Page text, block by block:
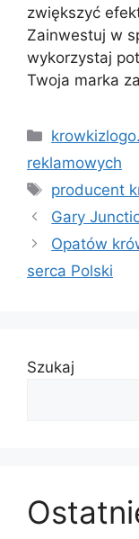
zwiększyć
Zainwestuj w
wykorzystaj
Twoja marka
Kategorie
reklamowych
Tagi
producent
Gary
Opatów
serca Polski
Szukaj